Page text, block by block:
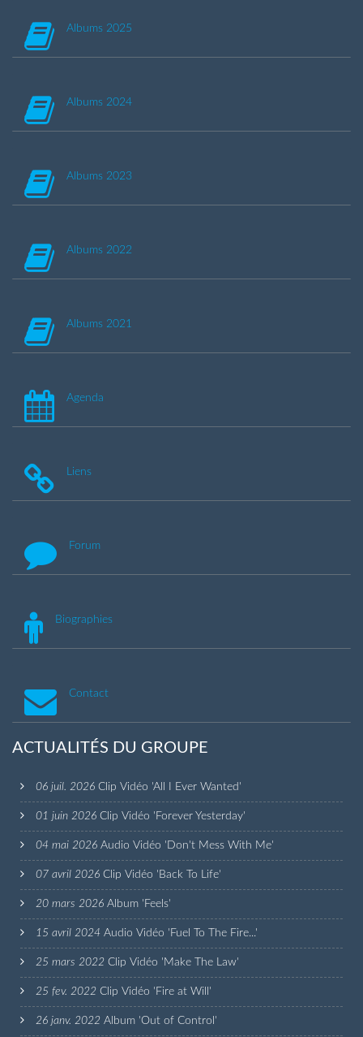
Albums 2025
Albums 2024
Albums 2023
Albums 2022
Albums 2021
Agenda
Liens
Forum
Biographies
Contact
ACTUALITÉS DU GROUPE
06 juil. 2026 Clip Vidéo 'All I Ever Wanted'
01 juin 2026 Clip Vidéo 'Forever Yesterday'
04 mai 2026 Audio Vidéo 'Don't Mess With Me'
07 avril 2026 Clip Vidéo 'Back To Life'
20 mars 2026 Album 'Feels'
15 avril 2024 Audio Vidéo 'Fuel To The Fire...'
25 mars 2022 Clip Vidéo 'Make The Law'
25 fev. 2022 Clip Vidéo 'Fire at Will'
26 janv. 2022 Album 'Out of Control'